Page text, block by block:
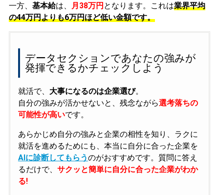
一方、 基本給は、 月38万円 となります。これは業界平均
の44万円よりも6万円ほど低い金額です。
データセクションであなたの強みが
発揮できるかチェックしよう
就活で、 大事になるのは企業選び。
自分の強みが活かせないと、残念ながら選考落ちの
可能性が高いです。
あらかじめ自分の強みと企業の相性を知り、ラクに
就活を進めるためにも、本当に自分に合った企業を
AIに診断してもらうのがおすすめです。質問に答え
るだけで、 サクッと簡単に自分に合った企業がわか
る!